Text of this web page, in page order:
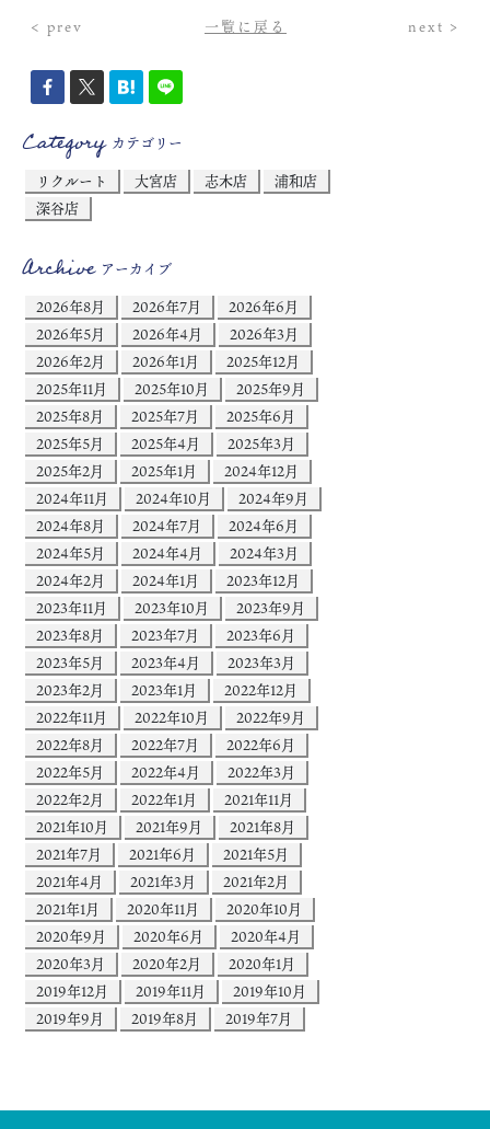
< prev 一覧に戻る next >
Categoryカテゴリー
リクルート
大宮店 志木店
浦和店
深谷店
Archiveアーカイブ
2026年8月
2026年7月
2026年6月
2026年5月
2026年4月
2026年3月
2026年2月
2026年1月
2025年12月
2025年11月
2025年10月
2025年9月
2025年8月
2025年7月
2025年6月
2025年5月
2025年4月
2025年3月
2025年2月
2025年1月
2024年12月
2024年11月
2024年10月
2024年9月
2024年8月
2024年7月
2024年6月
2024年5月
2024年4月
2024年3月
2024年2月
2024年1月
2023年12月
2023年11月
2023年10月
2023年9月
2023年8月
2023年7月
2023年6月
2023年5月
2023年4月
2023年3月
2023年2月
2023年1月
2022年12月
2022年11月
2022年10月
2022年9月
2022年8月
2022年7月
2022年6月
2022年5月
2022年4月
2022年3月
2022年2月
2022年1月
2021年11月
2021年10月
2021年9月
2021年8月
2021年7月
2021年6月
2021年5月
2021年4月
2021年3月
2021年2月
2021年1月
2020年11月
2020年10月
2020年9月
2020年6月
2020年4月
2020年3月
2020年2月
2020年1月
2019年12月
2019年11月
2019年10月
2019年9月
2019年8月 2019年7月